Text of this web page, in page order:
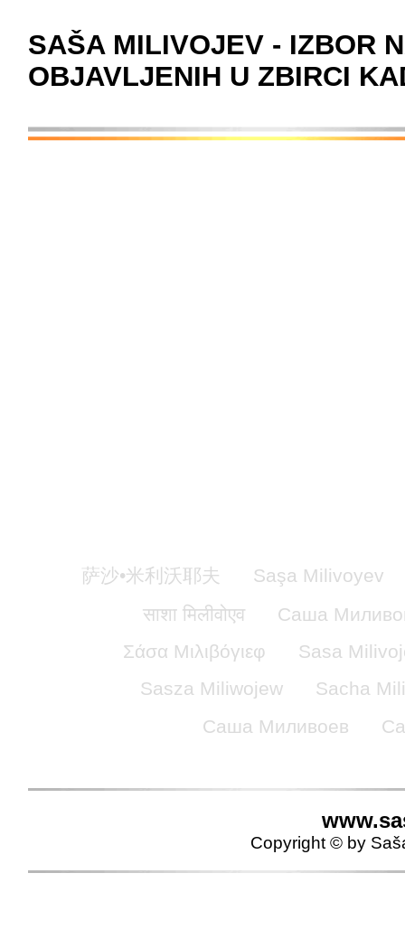
SAŠA MILIVOJEV - IZBOR
OBJAVLJENIH U ZBIRCI
萨沙•米利沃耶夫
Saşa Milivoyev
साशा मिलीवोएव
Саша
Σάσα Μιλιβόγιεφ
Sasa
Sasza Miliwojew
Sacha
Саша Миливоев
Copyright © by